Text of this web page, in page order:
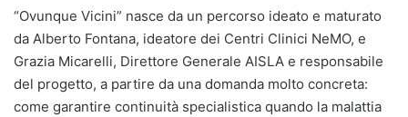
“Ovunque Vicini” nasce da un percorso ideato e maturato
da Alberto Fontana, ideatore dei Centri Clinici NeMO, e
Grazia Micarelli, Direttore Generale AISLA e responsabile
del progetto, a partire da una domanda molto concreta:
come garantire continuità specialistica quando la malattia